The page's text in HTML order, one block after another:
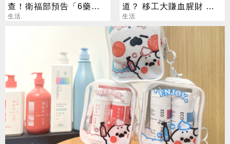
查！衛福部預告「6藥
廠」將加入製造
生活
道？ 移工大賺血腥財 跨
境賣到東亞
生活